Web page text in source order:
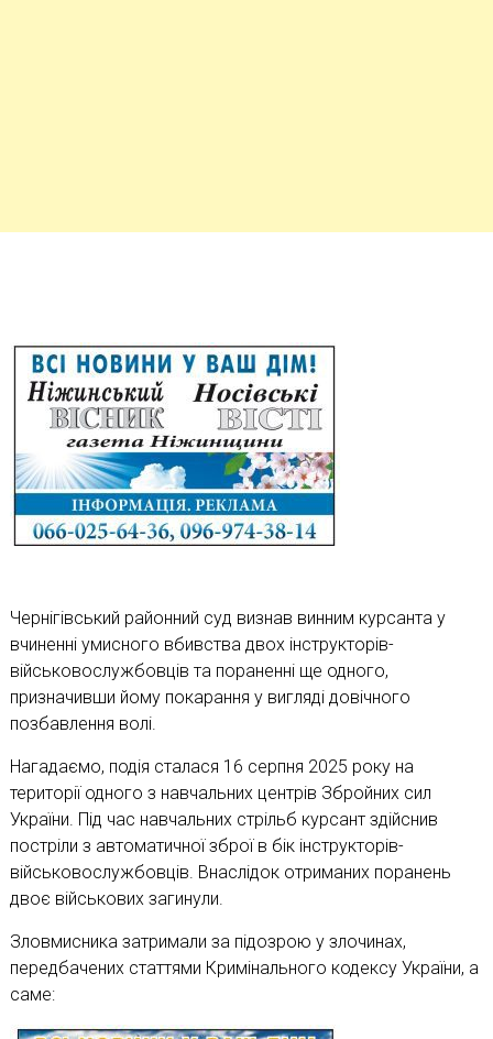
Чернігівський районний суд визнав винним курсанта у
вчиненні умисного вбивства двох інструкторів-
військовослужбовців та пораненні ще одного,
призначивши йому покарання у вигляді довічного
позбавлення волі.
Нагадаємо, подія сталася 16 серпня 2025 року на
території одного з навчальних центрів Збройних сил
України. Під час навчальних стрільб курсант здійснив
постріли з автоматичної зброї в бік інструкторів-
військовослужбовців. Внаслідок отриманих поранень
двоє військових загинули.
Зловмисника затримали за підозрою у злочинах,
передбачених статтями Кримінального кодексу України, а
саме: